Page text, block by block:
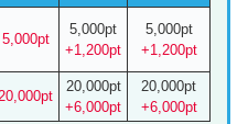
5,000pt
5,000pt
+1,200pt
5,000pt
+1,200pt
20,000pt
20,000pt
+6,000pt
20,000pt
+6,000pt